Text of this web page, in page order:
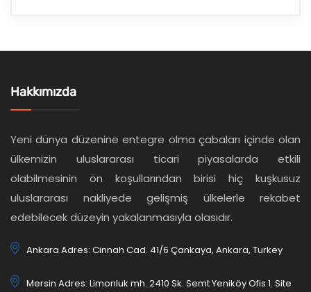
Hakkımızda
Yeni dünya düzenine entegre olma çabaları içinde olan
ülkemizin uluslararası ticari piyasalarda etkili
olabilmesinin ön koşullarından birisi hiç kuşkusuz
uluslararası nakliyede gelişmiş ülkelerle rekabet
edebilecek düzeyin yakalanmasıyla olasıdır.
Ankara Adres: Cinnah Cad. 41/6 Çankaya, Ankara, Turkey
Mersin Adres: Limonluk mh. 2410 Sk. Semt Yeniköy Ofis 1. Site